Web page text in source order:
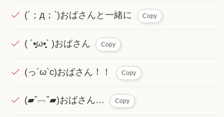
(´；д；`)おばさんと一緒に Copy
( ´•̥̥̥ω•̥̥̥` )おばさん Copy
(っ´ω`c)おばさん！！ Copy
(▰˘︹˘▰)おばさん… Copy